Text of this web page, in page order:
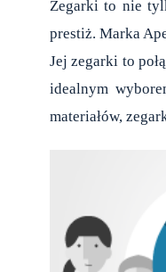
Zegarki to nie
prestiż. Marka
Jej zegarki to
idealnym
materiałów,